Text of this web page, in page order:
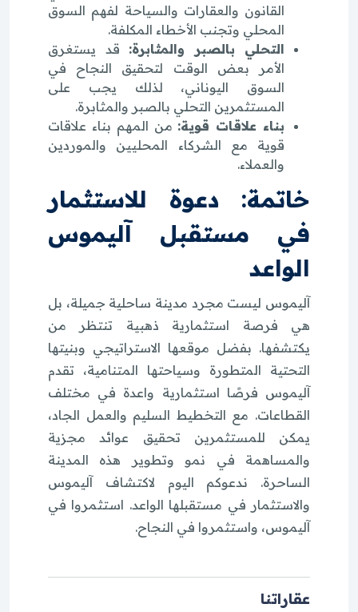
القانون والعقارات والسياحة لفهم السوق
المحلي وتجنب الأخطاء المكلفة.
التحلي بالصبر والمثابرة: قد يستغرق
الأمر بعض الوقت لتحقيق النجاح في
السوق اليوناني، لذلك يجب على
المستثمرين التحلي بالصبر والمثابرة.
بناء علاقات قوية: من المهم بناء علاقات
قوية مع الشركاء المحليين والموردين
والعملاء.
خاتمة: دعوة للاستثمار
في مستقبل آليموس
الواعد
آليموس ليست مجرد مدينة ساحلية جميلة، بل
هي فرصة استثمارية ذهبية تنتظر من
يكتشفها. بفضل موقعها الاستراتيجي وبنيتها
التحتية المتطورة وسياحتها المتنامية، تقدم
آليموس فرصًا استثمارية واعدة في مختلف
القطاعات. مع التخطيط السليم والعمل الجاد،
يمكن للمستثمرين تحقيق عوائد مجزية
والمساهمة في نمو وتطوير هذه المدينة
الساحرة. ندعوكم اليوم لاكتشاف آليموس
والاستثمار في مستقبلها الواعد. استثمروا في
آليموس، واستثمروا في النجاح.
عقاراتنا